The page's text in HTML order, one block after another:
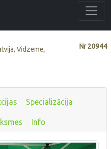
Nr20944
Vidzeme,
Specializācija
Info